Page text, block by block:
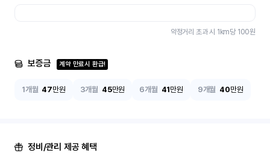
약정거리 초과 시 1km당 100원
보증금 계약 만료시 환급!
1개월 47만원 3개월 45만원 6개월 41만원 9개월 40만원
정비/관리 제공 혜택